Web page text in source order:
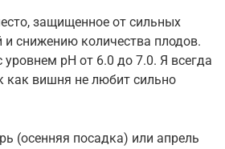
защищенное от сильных
и снижению количества плодов.
pH от 6.0 до 7.0. Я всегда
как вишня не любит сильно
(осенняя посадка) или апрель